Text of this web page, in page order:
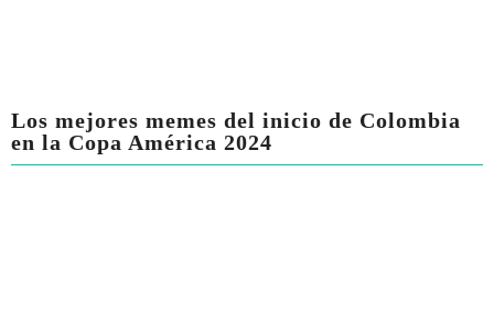
Los mejores memes del inicio de Colombia
en la Copa América 2024